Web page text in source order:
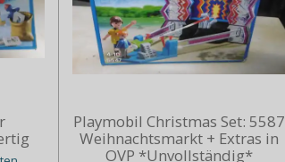
Playmobil Christmas Set: 5587
Weihnachtsmarkt + Extras in
OVP *Unvollständig*